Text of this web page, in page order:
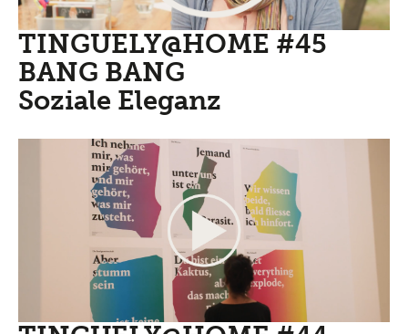
TINGUELY@HOME #45
BANG BANG
Soziale Eleganz